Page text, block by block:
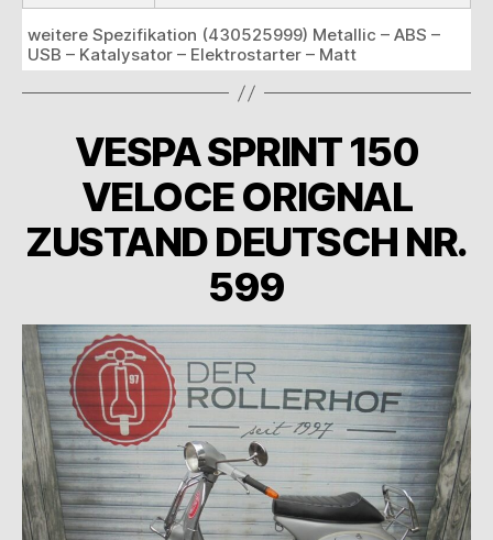
weitere Spezifikation (430525999) Metallic – ABS –
USB – Katalysator – Elektrostarter – Matt
VESPA SPRINT 150
VELOCE ORIGNAL
ZUSTAND DEUTSCH NR.
599